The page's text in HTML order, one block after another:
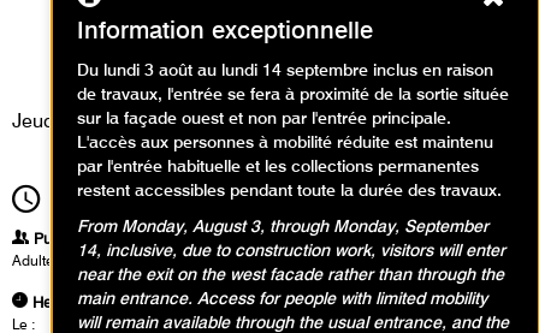
l'exposition Decorum
Événement / Concert
Jeudi 23 janvier 2014
19h15Durée2h00
Publics
Adultes
Heures
Le : Jeudi 23 janvier 2014 de 19h15 à 21h15
Information exceptionnelle
Du lundi 3 août au lundi 14 septembre inclus en raison
de travaux, l'entrée se fera à proximité de la sortie située
sur la façade ouest et non par l'entrée principale.
L'accès aux personnes à mobilité réduite est maintenu
par l'entrée habituelle et les collections permanentes
restent accessibles pendant toute la durée des travaux.
From Monday, August 3, through Monday, September
14, inclusive, due to construction work, visitors will enter
near the exit on the west facade rather than through the
main entrance. Access for people with limited mobility
will remain available through the usual entrance, and the